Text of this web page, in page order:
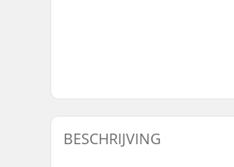
BESCHRIJVING